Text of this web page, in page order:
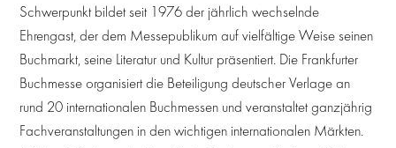
Schwerpunkt bildet seit 1976 der jährlich wechselnde
Ehrengast, der dem Messepublikum auf vielfältige Weise seinen
Buchmarkt, seine Literatur und Kultur präsentiert. Die Frankfurter
Buchmesse organisiert die Beteiligung deutscher Verlage an
rund 20 internationalen Buchmessen und veranstaltet ganzjährig
Fachveranstaltungen in den wichtigen internationalen Märkten.